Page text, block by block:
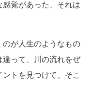
覚があった、それは
のが人生のようなもの
って、川の流れをぜ
トを見つけて、そこ